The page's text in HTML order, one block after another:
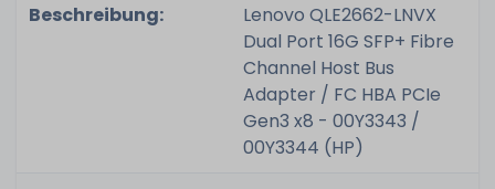
Beschreibung:
Lenovo QLE2662-LNVX
Dual Port 16G SFP+ Fibre
Channel Host Bus
Adapter / FC HBA PCIe
Gen3 x8 - 00Y3343 /
00Y3344 (HP)